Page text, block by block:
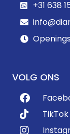
+31 638
VOLG ONS
TikTok